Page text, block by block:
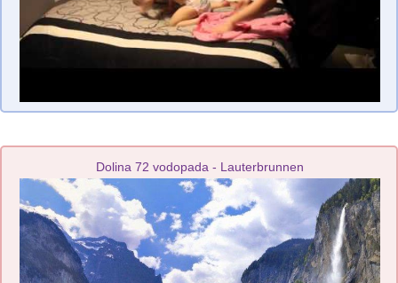
Dolina 72 vodopada - Lauterbrunnen